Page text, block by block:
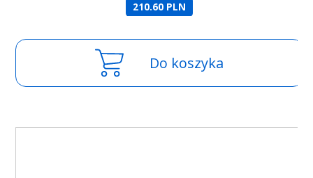
210.60 PLN
Do koszyka